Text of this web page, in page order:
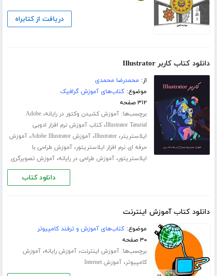
دریافت از کتابراه
دانلود کتاب کاربر Illustrator
از: محمدرضا محمدی
موضوع:کتاب‌های آموزش گرافیک
۳۱۲ صفحه
برچسب‌ها:آموزش کشیدن وکتور در رایانه،Adobe
Illustrator Taturial،کتاب آموزش نرم افزار ادوبی
ایلاستریتر،Illustrator،آموزش Adobe Illustrator ،آموزش
حرفه ای نرم افزار ایلاستریتور،آموزش طراحی با
ایلاستریتور،آموزش طراحی در رایانه،آموزش تصویرگری
دانلود کتاب
دانلود کتاب آموزش اینترنت
موضوع:کتاب‌های آموزش و ترفند کامپیوتر
۳۰ صفحه
برچسب‌ها:آموزش اینترنت،آموزش رایانه،آموزش
کامپیوتر،آموزش Internet